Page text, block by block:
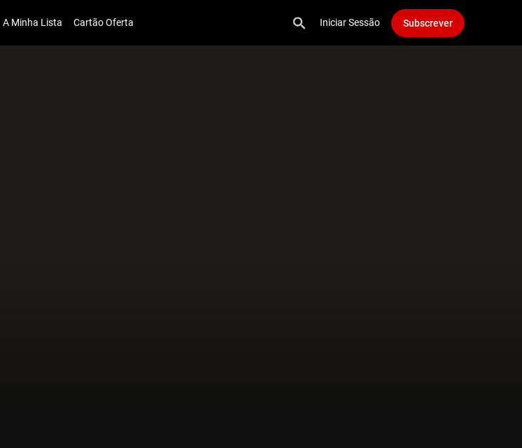
A Minha Lista Cartão Oferta Iniciar Sessão Subscrever